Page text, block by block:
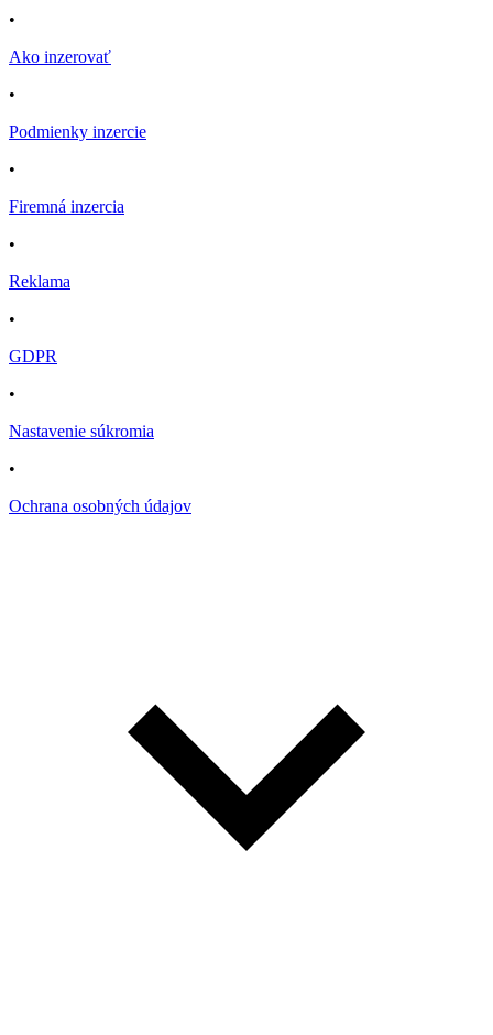
•
Ako inzerovať
•
Podmienky inzercie
•
Firemná inzercia
•
Reklama
•
GDPR
•
Nastavenie súkromia
•
Ochrana osobných údajov